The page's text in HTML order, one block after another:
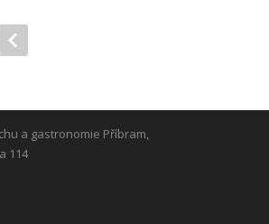
a gastronomie Příbram,
114